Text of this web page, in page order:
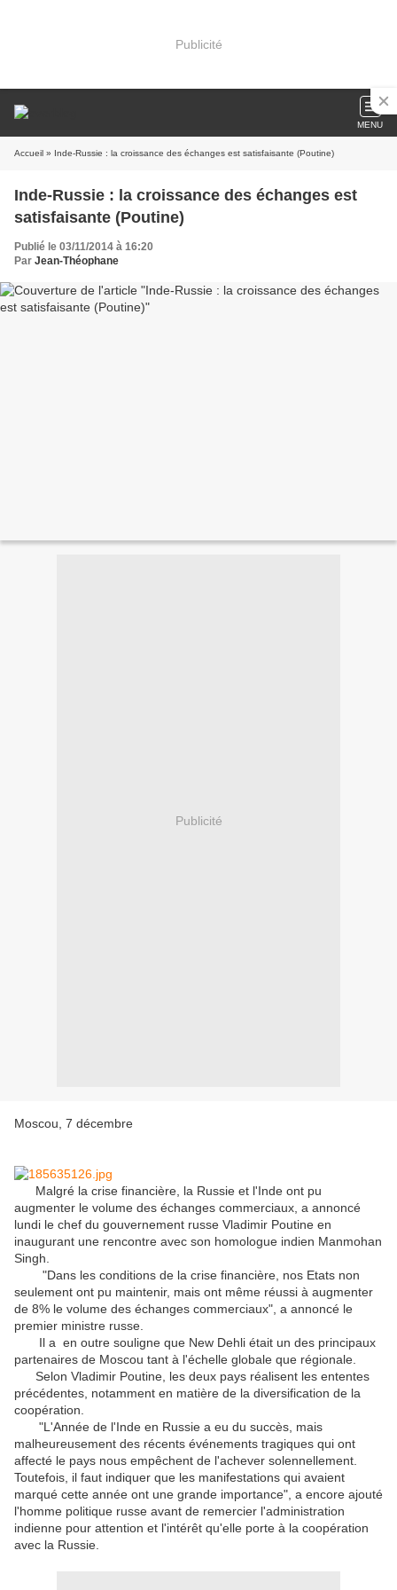
Publicité
MENU
Accueil » Inde-Russie : la croissance des échanges est satisfaisante (Poutine)
Inde-Russie : la croissance des échanges est
satisfaisante (Poutine)
Publié le 03/11/2014 à 16:20
Par Jean-Théophane
Publicité
Moscou, 7 décembre
Malgré la crise financière, la Russie et l'Inde ont pu
augmenter le volume des échanges commerciaux, a annoncé
lundi le chef du gouvernement russe Vladimir Poutine en
inaugurant une rencontre avec son homologue indien Manmohan
Singh.
"Dans les conditions de la crise financière, nos Etats non
seulement ont pu maintenir, mais ont même réussi à augmenter
de 8% le volume des échanges commerciaux", a annoncé le
premier ministre russe.
Il a en outre souligne que New Dehli était un des principaux
partenaires de Moscou tant à l'échelle globale que régionale.
Selon Vladimir Poutine, les deux pays réalisent les ententes
précédentes, notamment en matière de la diversification de la
coopération.
"L'Année de l'Inde en Russie a eu du succès, mais
malheureusement des récents événements tragiques qui ont
affecté le pays nous empêchent de l'achever solennellement.
Toutefois, il faut indiquer que les manifestations qui avaient
marqué cette année ont une grande importance", a encore ajouté
l'homme politique russe avant de remercier l'administration
indienne pour attention et l'intérêt qu'elle porte à la coopération
avec la Russie.